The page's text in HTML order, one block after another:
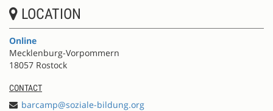
LOCATION
Online
Mecklenburg-Vorpommern
18057 Rostock
CONTACT
barcamp@soziale-bildung.org